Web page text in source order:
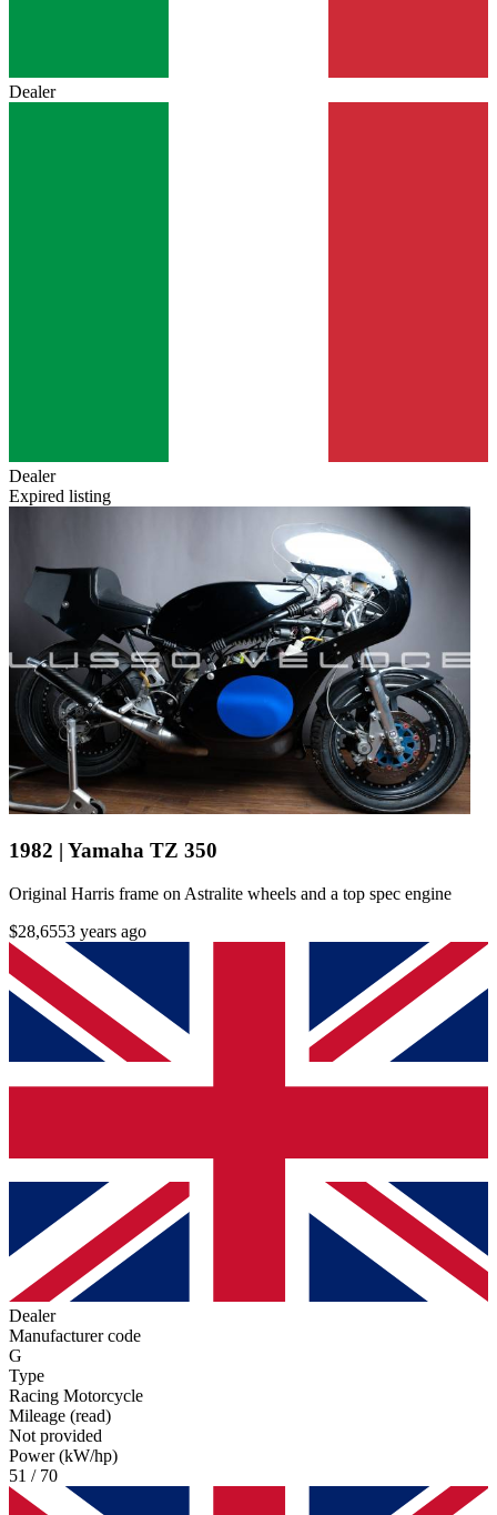
Dealer
Dealer
Expired listing
1982 | Yamaha TZ 350
Original Harris frame on Astralite wheels and a top spec engine
$28,6553 years ago
Dealer
Manufacturer code
G
Type
Racing Motorcycle
Mileage (read)
Not provided
Power (kW/hp)
51 / 70